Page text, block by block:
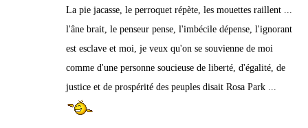
La pie jacasse, le perroquet répète, les mouettes raillent ...
l'âne brait, le penseur pense, l'imbécile dépense, l'ignorant
est esclave et moi, je veux qu'on se souvienne de moi
comme d'une personne soucieuse de liberté, d'égalité, de
justice et de prospérité des peuples disait Rosa Park ...